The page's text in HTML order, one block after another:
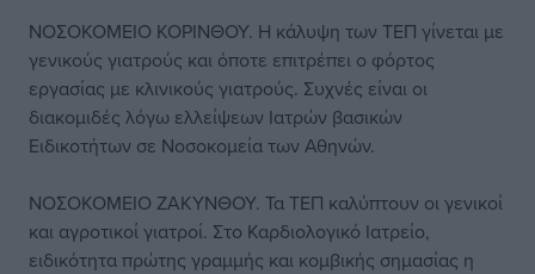
ΝΟΣΟΚΟΜΕΙΟ ΚΟΡΙΝΘΟΥ. Η κάλυψη των ΤΕΠ γίνεται με
γενικούς γιατρούς και όποτε επιτρέπει ο φόρτος
εργασίας με κλινικούς γιατρούς. Συχνές είναι οι
διακομιδές λόγω ελλείψεων Ιατρών βασικών
Ειδικοτήτων σε Νοσοκομεία των Αθηνών.
ΝΟΣΟΚΟΜΕΙΟ ΖΑΚΥΝΘΟΥ. Τα ΤΕΠ καλύπτουν οι γενικοί
και αγροτικοί γιατροί. Στο Καρδιολογικό Ιατρείο,
ειδικότητα πρώτης γραμμής και κομβικής σημασίας η